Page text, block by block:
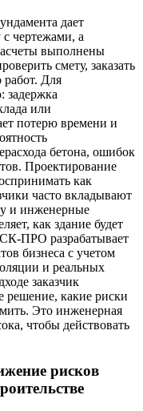
дает
чертежами, а
выполнены
смету, заказать
работ. Для
задержка
или
потерю времени и
бетона, ошибок
Проектирование
как
часто вкладывают
и инженерные
как здание будет
ПРО разрабатывает
бизнеса с учетом
и реальных
заказчик
решение, какие риски
Это инженерная
чтобы действовать
рисков